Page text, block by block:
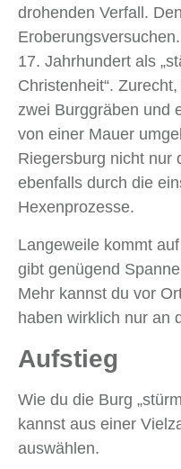
drohenden Verfall.
17. Jahrhundert als
Christenheit“.
zwei Burggräben und
von einer Mauer
Riegersburg nicht nur
ebenfalls durch die
Hexenprozesse.
Langeweile kommt
gibt genügend
Mehr kannst du vor
haben wirklich nur an
Aufstieg
Wie du die Burg
kannst aus einer
auswählen.